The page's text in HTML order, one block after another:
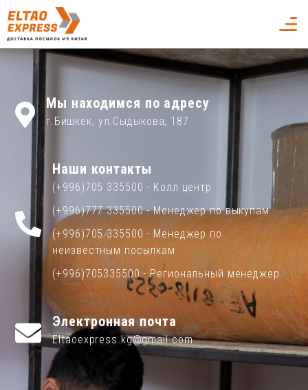
Мы находимся по адресу
г.Бишкек, ул.Сыдыкова, 187
Наши контакты
(+996)705 335500 - Колл центр
(+996)777 335500 - Менеджер по выкупам
(+996)705 335500 - Менеджер по
неизвестным посылкам
(+996)705335500 - Региональный менеджер
Электронная почта
Eltaoexpress.kg@gmail.com